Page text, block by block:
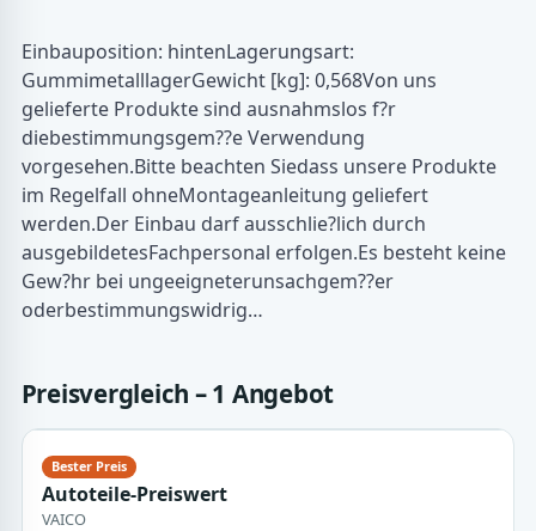
Einbauposition: hintenLagerungsart:
GummimetalllagerGewicht [kg]: 0,568Von uns
gelieferte Produkte sind ausnahmslos f?r
diebestimmungsgem??e Verwendung
vorgesehen.Bitte beachten Siedass unsere Produkte
im Regelfall ohneMontageanleitung geliefert
werden.Der Einbau darf ausschlie?lich durch
ausgebildetesFachpersonal erfolgen.Es besteht keine
Gew?hr bei ungeeigneterunsachgem??er
oderbestimmungswidrig…
Preisvergleich – 1 Angebot
Autoteile-Preiswert
VAICO